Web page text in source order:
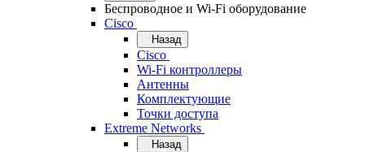
Беспроводное и Wi-Fi оборудование
Cisco
Назад
Cisco
Wi-Fi контроллеры
Антенны
Комплектующие
Точки доступа
Extreme Networks
Назад